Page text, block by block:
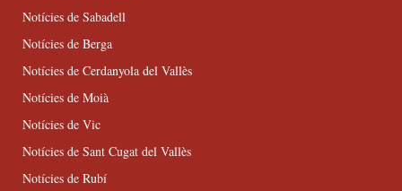
Notícies de Sabadell
Notícies de Berga
Notícies de Cerdanyola del Vallès
Notícies de Moià
Notícies de Vic
Notícies de Sant Cugat del Vallès
Notícies de Rubí